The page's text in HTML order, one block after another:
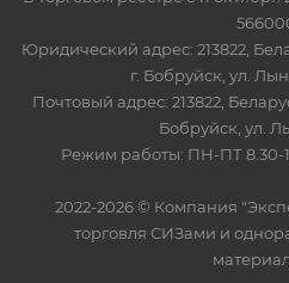
Юридический адрес: 213822,
г. Бобруйск, ул.
Почтовый адрес: 213822,
Бобруйск, ул.
Режим работы: ПН-ПТ 8.30-
2022-2026 © Компания
торговля СИЗами и